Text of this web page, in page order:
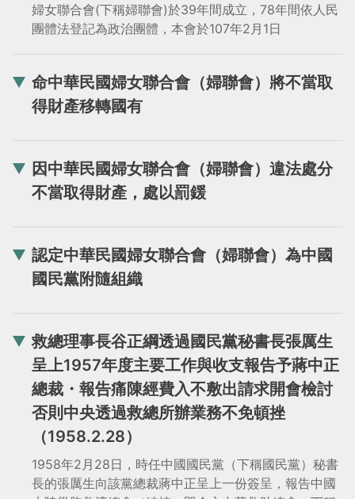
婦女聯合會(下稱婦聯會)於39年間成立，78年間依人民
團體法登記為政治團體，本會於107年2月1日
命中華民國婦女聯合會（婦聯會）將不當取
得財產移轉國有
因中華民國婦女聯合會（婦聯會）違法處分
不當取得財產，處以罰鍰
認定中華民國婦女聯合會（婦聯會）為中國
國民黨附隨組織
救總理事長谷正綱透過國民黨秘書長張厲生
呈上1957年度主要工作與收支報告予蔣中正
總裁・報告痛陳經費入不敷出請求開會檢討
否則中央透過救總所辦業務不免頓挫
（1958.2.28）
1958年2月28日，時任中國國民黨（下稱國民黨）秘書
長的張厲生向該黨總裁蔣中正呈上一份簽呈，報告中國